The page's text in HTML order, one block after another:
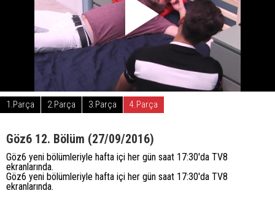
1.Parça 2.Parça 3.Parça 4.Parça
Göz6 12. Bölüm (27/09/2016)
Göz6 yeni bölümleriyle hafta içi her gün saat 17:30'da TV8
ekranlarında.
Göz6 yeni bölümleriyle hafta içi her gün saat 17:30'da TV8
ekranlarında.